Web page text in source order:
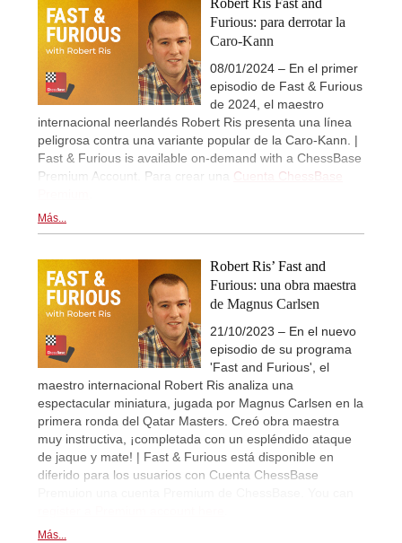
Furious: para derrotar la
Caro-Kann
08/01/2024 – En el primer
episodio de Fast & Furious
de 2024, el maestro
internacional neerlandés Robert Ris presenta una línea
peligrosa contra una variante popular de la Caro-Kann. |
Fast & Furious is available on-demand with a ChessBase
Premium Account. Para crear una Cuenta ChessBase
Más...
Robert Ris’ Fast and
Furious: una obra maestra
de Magnus Carlsen
21/10/2023 – En el nuevo
episodio de su programa
'Fast and Furious', el
maestro internacional Robert Ris analiza una
espectacular miniatura, jugada por Magnus Carlsen en la
primera ronda del Qatar Masters. Creó obra maestra
muy instructiva, ¡completada con un espléndido ataque
de jaque y mate! | Fast & Furious está disponible en
diferido para los usuarios con Cuenta ChessBase
Más...